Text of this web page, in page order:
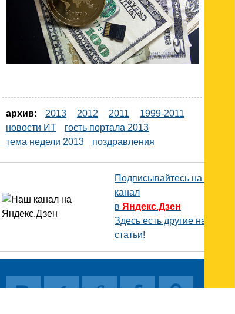
архив: 2013 2012 2011
1999-2011
новости ИТ
гость портала 2013
тема недели 2013
поздравления
Подписывайтесь на наш
канал
в Яндекс.Дзен
Здесь есть другие наши
статьи!